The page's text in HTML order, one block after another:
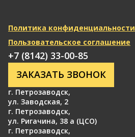
Политика конфиденциальности
Пользовательское соглашение
г. Петрозаводск,
ул. Заводская, 2
г. Петрозаводск,
ул. Ригачина, 38 а (ЦСО)
г. Петрозаводск,
+7 (8142) 33-00-85
ЗАКАЗАТЬ ЗВОНОК